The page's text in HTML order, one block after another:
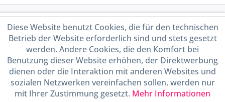
Service Hotline
Shop Service
Informationen
Handel mit BIO-Weinen
Diese Website benutzt Cookies, die für den technischen
Betrieb der Website erforderlich sind und stets gesetzt
werden. Andere Cookies, die den Komfort bei
Benutzung dieser Website erhöhen, der Direktwerbung
dienen oder die Interaktion mit anderen Websites und
sozialen Netzwerken vereinfachen sollen, werden nur
mit Ihrer Zustimmung gesetzt. Mehr Informationen